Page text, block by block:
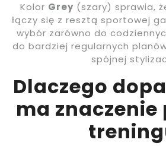
Kolor Grey(szary) sprawia,
łączy się z resztą sportowej
wybór zarówno do
do bardziej regularnych
spójnej
Dlaczego
ma znaczenie